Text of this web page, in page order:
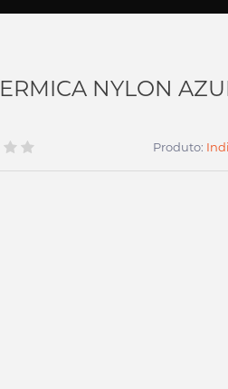
NYLON
Produto: